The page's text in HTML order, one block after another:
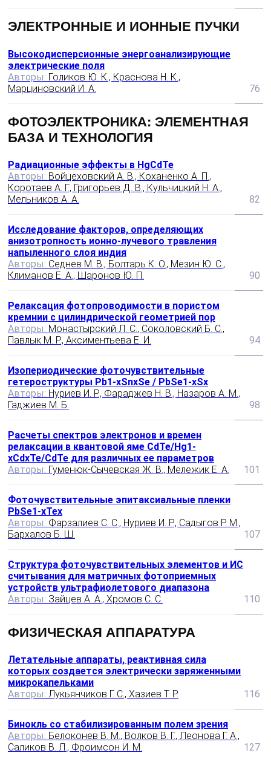
ЭЛЕКТРОННЫЕ И ИОННЫЕ ПУЧКИ
Высокодисперсионные энергоанализирующие
электрические поля
Авторы: Голиков Ю. К., Краснова Н. К.,
Марциновский И. А.
76
ФОТОЭЛЕКТРОНИКА: ЭЛЕМЕНТНАЯ
БАЗА И ТЕХНОЛОГИЯ
Радиационные эффекты в HgCdTe
Авторы: Войцеховский А. В., Коханенко А. П.,
Коротаев А. Г., Григорьев Д. В., Кульчицкий Н. А.,
Мельников А. А.
82
Исследование факторов, определяющих
анизотропность ионно-лучевого травления
напыленного слоя индия
Авторы: Седнев М. В., Болтарь К. О., Мезин Ю. С.,
Климанов Е. А., Шаронов Ю. П.
90
Релаксация фотопроводимости в пористом
кремнии с цилиндрической геометрией пор
Авторы: Монастырский Л. С., Соколовский Б. C.,
Павлык М. Р., Аксиментьева Е. И.
94
Изопериодические фоточувствительные
гетероструктуры Pb1-xSnxSe / PbSe1-xSx
Авторы: Нуриев И. Р., Фараджев Н. В., Назаров А. М.,
Гаджиев М. Б.
98
Расчеты спектров электронов и времен
релаксации в квантовой яме CdTe/Hg1-
xCdxTe/CdTe для различных ее параметров
Авторы: Гуменюк-Сычевская Ж. В., Мележик Е. А. 101
Фоточувствительные эпитаксиальные пленки
PbSe1-xTex
Авторы: Фарзалиев С. С., Нуриев И. Р., Садыгов P. M.,
Бархалов Б. Ш.
107
Структура фоточувствительных элементов и ИС
считывания для матричных фотоприемных
устройств ультрафиолетового диапазона
Авторы: Зайцев А. А., Хромов С. С. 110
ФИЗИЧЕСКАЯ АППАРАТУРА
Летательные аппараты, реактивная сила
которых создается электрически заряженными
микрокапельками
Авторы: Лукьянчиков Г. С., Хазиев Т. Р. 116
Бинокль со стабилизированным полем зрения
Авторы: Белоконев В. М., Волков В. Г., Леонова Г. А.,
Саликов В. Л., Фроимсон И. М.
127